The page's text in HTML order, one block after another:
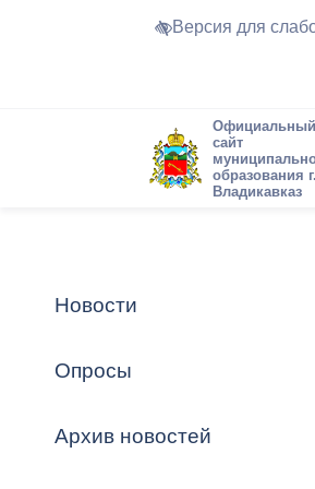
Версия для
Официальный
сайт
образования г.
Владикавказ
Новости
Опросы
Архив новостей